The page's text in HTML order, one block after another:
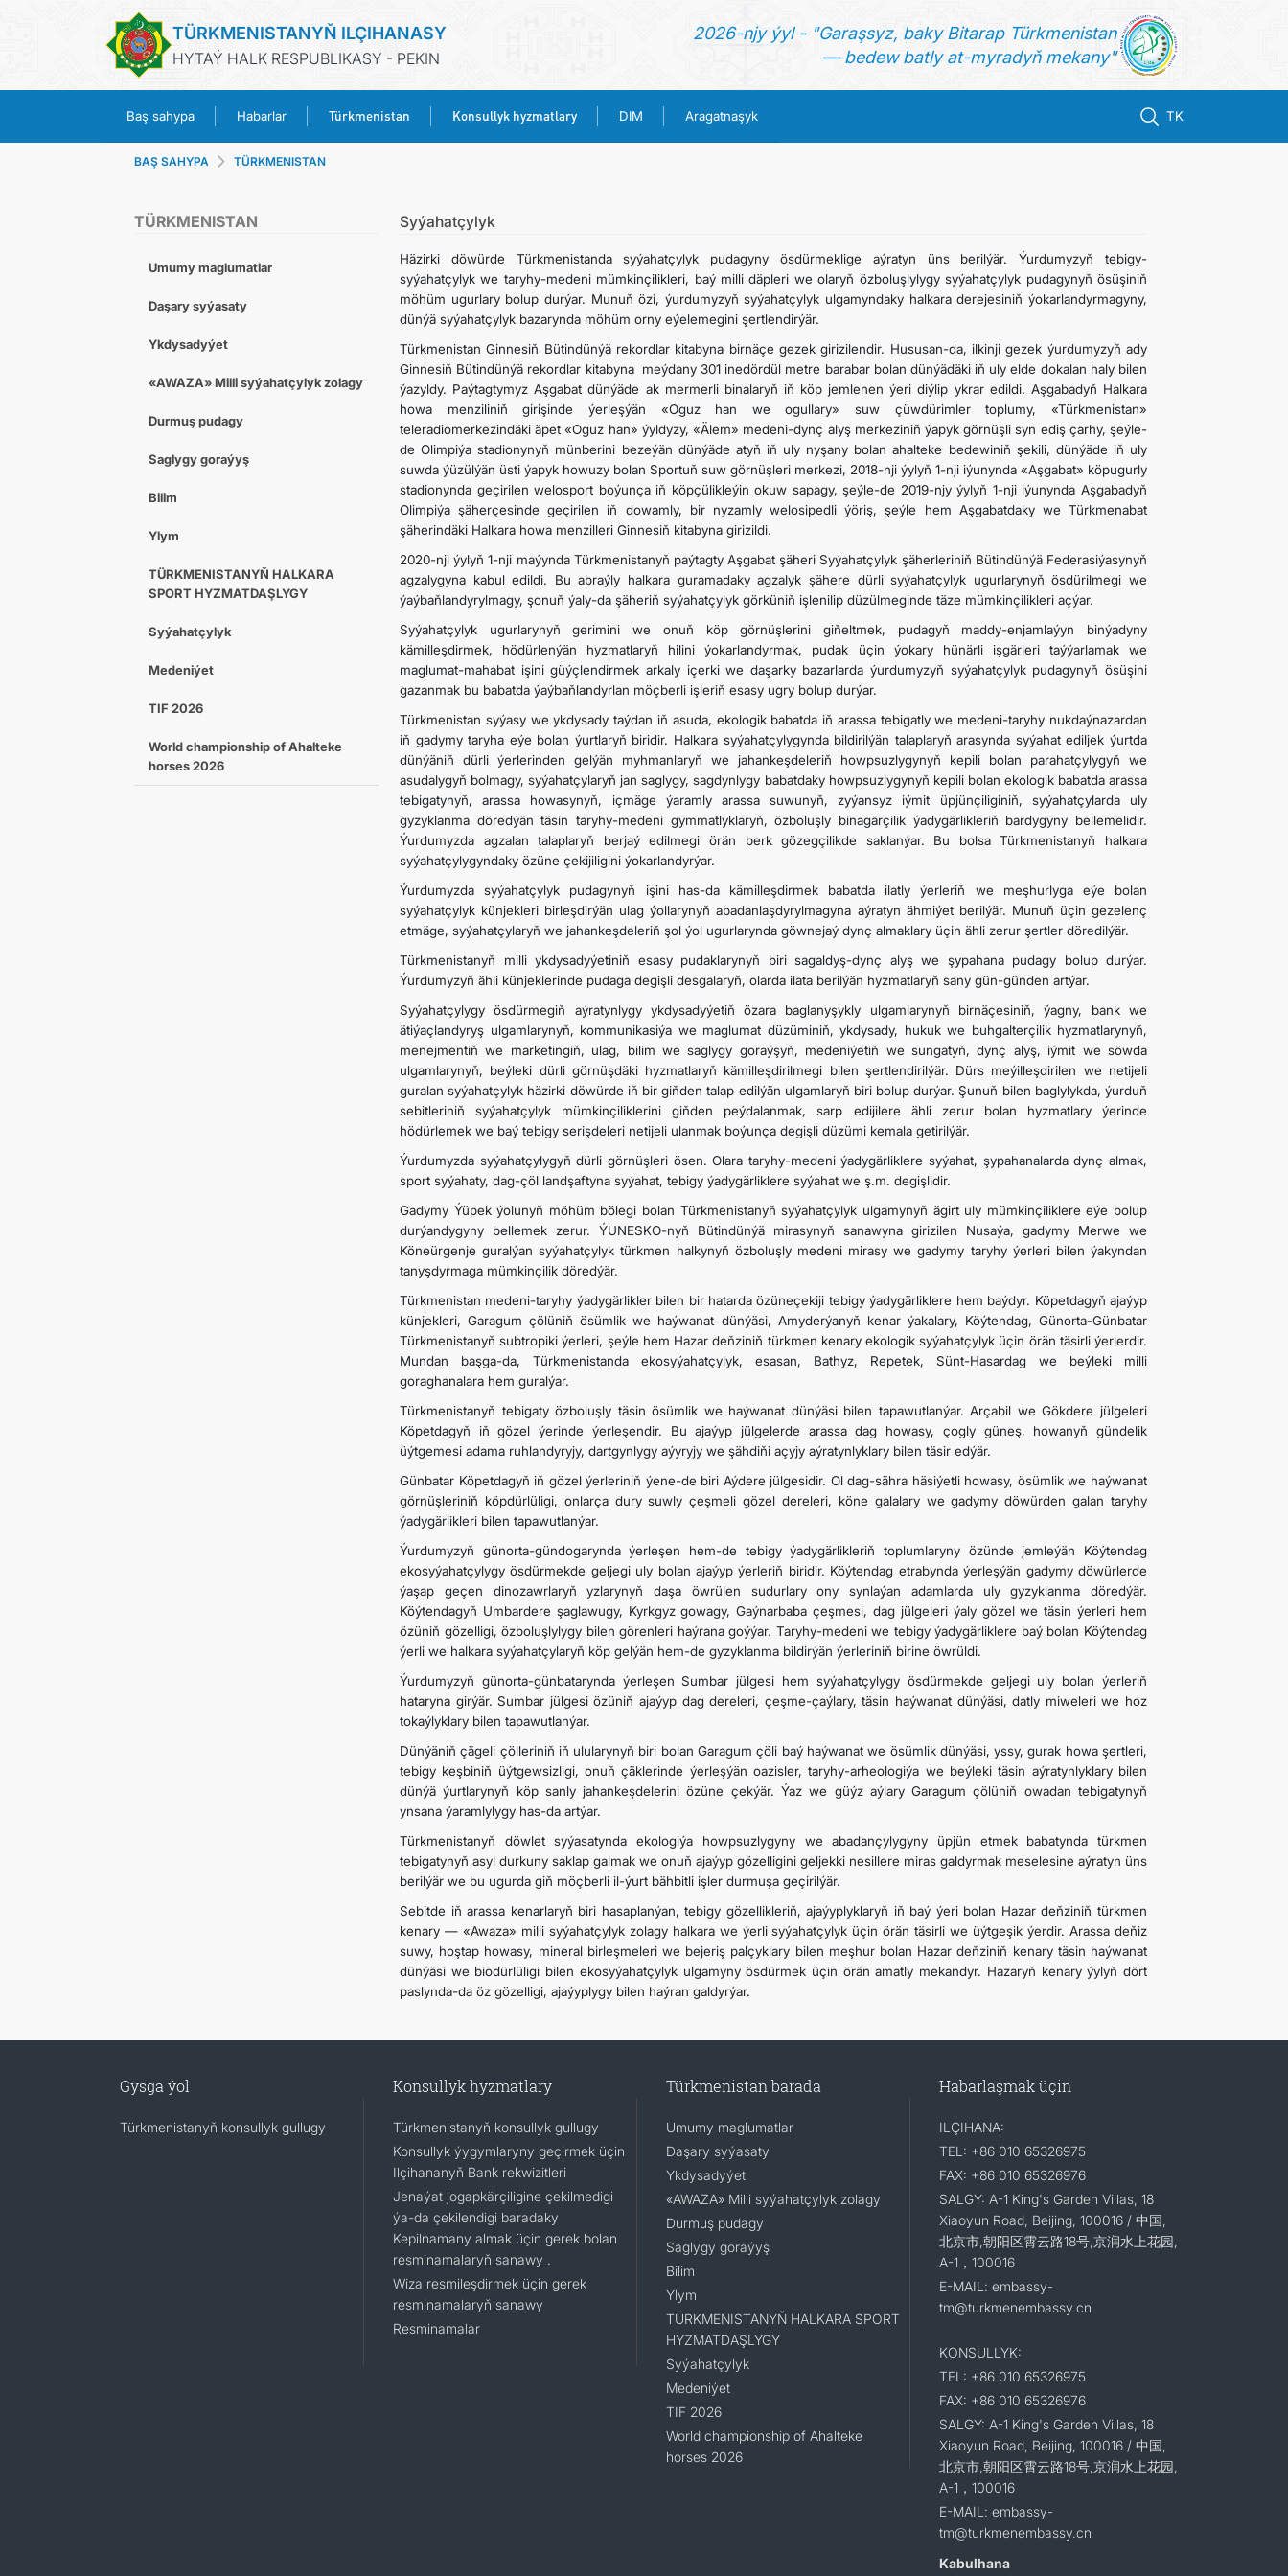
TÜRKMENISTANYŇ ILÇIHANASY
HYTAÝ HALK RESPUBLIKASY - PEKIN
2026-njy ýyl - "Garaşsyz, baky Bitarap Türkmenistan
— bedew batly at-myradyň mekany"
Baş sahypa Habarlar Türkmenistan Konsullyk hyzmatlary DIM Aragatnaşyk TK
TÜRKMENISTAN
KONSULLYK HYZMATLARY
DIM
ARAGATNAŞYK
BAŞ SAHYPA TÜRKMENISTAN
TÜRKMENISTAN
Umumy maglumatlar
Daşary syýasaty
Ykdysadyýet
«AWAZA» Milli syýahatçylyk zolagy
Durmuş pudagy
Saglygy goraýyş
Bilim
Ylym
TÜRKMENISTANYŇ HALKARA
SPORT HYZMATDAŞLYGY
Syýahatçylyk
Medeniýet
TIF 2026
World championship of Ahalteke
horses 2026
Syýahatçylyk
Häzirki döwürde Türkmenistanda syýahatçylyk pudagyny ösdürmeklige aýratyn üns berilýär. Ýurdumyzyň tebigy-
syýahatçylyk we taryhy-medeni mümkinçilikleri, baý milli däpleri we olaryň özboluşlylygy syýahatçylyk pudagynyň ösüşiniň
möhüm ugurlary bolup durýar. Munuň özi, ýurdumyzyň syýahatçylyk ulgamyndaky halkara derejesiniň ýokarlandyrmagyny,
dünýä syýahatçylyk bazarynda möhüm orny eýelemegini şertlendirýär.
Türkmenistan Ginnesiň Bütindünýä rekordlar kitabyna birnäçe gezek girizilendir. Hususan-da, ilkinji gezek ýurdumyzyň ady
Ginnesiň Bütindünýä rekordlar kitabyna meýdany 301 inedördül metre barabar bolan dünýädäki iň uly elde dokalan haly bilen
ýazyldy. Paýtagtymyz Aşgabat dünýäde ak mermerli binalaryň iň köp jemlenen ýeri diýlip ykrar edildi. Aşgabadyň Halkara
howa menziliniň girişinde ýerleşýän «Oguz han we ogullary» suw çüwdürimler toplumy, «Türkmenistan»
teleradiomerkezindäki äpet «Oguz han» ýyldyzy, «Älem» medeni-dynç alyş merkeziniň ýapyk görnüşli syn ediş çarhy, şeýle-
de Olimpiýa stadionynyň münberini bezeýän dünýäde atyň iň uly nyşany bolan ahalteke bedewiniň şekili, dünýäde iň uly
suwda ýüzülýän üsti ýapyk howuzy bolan Sportuň suw görnüşleri merkezi, 2018-nji ýylyň 1-nji iýunynda «Aşgabat» köpugurly
stadionynda geçirilen welosport boýunça iň köpçülikleýin okuw sapagy, şeýle-de 2019-njy ýylyň 1-nji iýunynda Aşgabadyň
Olimpiýa şäherçesinde geçirilen iň dowamly, bir nyzamly welosipedli ýöriş, şeýle hem Aşgabatdaky we Türkmenabat
şäherindäki Halkara howa menzilleri Ginnesiň kitabyna girizildi.
2020-nji ýylyň 1-nji maýynda Türkmenistanyň paýtagty Aşgabat şäheri Syýahatçylyk şäherleriniň Bütindünýä Federasiýasynyň
agzalygyna kabul edildi. Bu abraýly halkara guramadaky agzalyk şähere dürli syýahatçylyk ugurlarynyň ösdürilmegi we
ýaýbaňlandyrylmagy, şonuň ýaly-da şäheriň syýahatçylyk görküniň işlenilip düzülmeginde täze mümkinçilikleri açýar.
Syýahatçylyk ugurlarynyň gerimini we onuň köp görnüşlerini giňeltmek, pudagyň maddy-enjamlaýyn binýadyny
kämilleşdirmek, hödürlenýän hyzmatlaryň hilini ýokarlandyrmak, pudak üçin ýokary hünärli işgärleri taýýarlamak we
maglumat-mahabat işini güýçlendirmek arkaly içerki we daşarky bazarlarda ýurdumyzyň syýahatçylyk pudagynyň ösüşini
gazanmak bu babatda ýaýbaňlandyrlan möçberli işleriň esasy ugry bolup durýar.
Türkmenistan syýasy we ykdysady taýdan iň asuda, ekologik babatda iň arassa tebigatly we medeni-taryhy nukdaýnazardan
iň gadymy taryha eýe bolan ýurtlaryň biridir. Halkara syýahatçylygynda bildirilýän talaplaryň arasynda syýahat ediljek ýurtda
dünýäniň dürli ýerlerinden gelýän myhmanlaryň we jahankeşdeleriň howpsuzlygynyň kepili bolan parahatçylygyň we
asudalygyň bolmagy, syýahatçylaryň jan saglygy, sagdynlygy babatdaky howpsuzlygynyň kepili bolan ekologik babatda arassa
tebigatynyň, arassa howasynyň, içmäge ýaramly arassa suwunyň, zyýansyz iýmit üpjünçiliginiň, syýahatçylarda uly
gyzyklanma döredýän täsin taryhy-medeni gymmatlyklaryň, özboluşly binagärçilik ýadygärlikleriň bardygyny bellemelidir.
Ýurdumyzda agzalan talaplaryň berjaý edilmegi örän berk gözegçilikde saklanýar. Bu bolsa Türkmenistanyň halkara
syýahatçylygyndaky özüne çekijiligini ýokarlandyrýar.
Ýurdumyzda syýahatçylyk pudagynyň işini has-da kämilleşdirmek babatda ilatly ýerleriň we meşhurlyga eýe bolan
syýahatçylyk künjekleri birleşdirýän ulag ýollarynyň abadanlaşdyrylmagyna aýratyn ähmiýet berilýär. Munuň üçin gezelenç
etmäge, syýahatçylaryň we jahankeşdeleriň şol ýol ugurlarynda göwnejaý dynç almaklary üçin ähli zerur şertler döredilýär.
Türkmenistanyň milli ykdysadyýetiniň esasy pudaklarynyň biri sagaldyş-dynç alyş we şypahana pudagy bolup durýar.
Ýurdumyzyň ähli künjeklerinde pudaga degişli desgalaryň, olarda ilata berilýän hyzmatlaryň sany gün-günden artýar.
Syýahatçylygy ösdürmegiň aýratynlygy ykdysadyýetiň özara baglanyşykly ulgamlarynyň birnäçesiniň, ýagny, bank we
ätiýaçlandyryş ulgamlarynyň, kommunikasiýa we maglumat düzüminiň, ykdysady, hukuk we buhgalterçilik hyzmatlarynyň,
menejmentiň we marketingiň, ulag, bilim we saglygy goraýşyň, medeniýetiň we sungatyň, dynç alyş, iýmit we söwda
ulgamlarynyň, beýleki dürli görnüşdäki hyzmatlaryň kämilleşdirilmegi bilen şertlendirilýär. Dürs meýilleşdirilen we netijeli
guralan syýahatçylyk häzirki döwürde iň bir giňden talap edilýän ulgamlaryň biri bolup durýar. Şunuň bilen baglylykda, ýurduň
sebitleriniň syýahatçylyk mümkinçiliklerini giňden peýdalanmak, sarp edijilere ähli zerur bolan hyzmatlary ýerinde
hödürlemek we baý tebigy serişdeleri netijeli ulanmak boýunça degişli düzümi kemala getirilýär.
Ýurdumyzda syýahatçylygyň dürli görnüşleri ösen. Olara taryhy-medeni ýadygärliklere syýahat, şypahanalarda dynç almak,
sport syýahaty, dag-çöl landşaftyna syýahat, tebigy ýadygärliklere syýahat we ş.m. degişlidir.
Gadymy Ýüpek ýolunyň möhüm bölegi bolan Türkmenistanyň syýahatçylyk ulgamynyň ägirt uly mümkinçiliklere eýe bolup
durýandygyny bellemek zerur. ÝUNESKO-nyň Bütindünýä mirasynyň sanawyna girizilen Nusaýa, gadymy Merwe we
Köneürgenje guralýan syýahatçylyk türkmen halkynyň özboluşly medeni mirasy we gadymy taryhy ýerleri bilen ýakyndan
tanyşdyrmaga mümkinçilik döredýär.
Türkmenistan medeni-taryhy ýadygärlikler bilen bir hatarda özüneçekiji tebigy ýadygärliklere hem baýdyr. Köpetdagyň ajaýyp
künjekleri, Garagum çölüniň ösümlik we haýwanat dünýäsi, Amyderýanyň kenar ýakalary, Köýtendag, Günorta-Günbatar
Türkmenistanyň subtropiki ýerleri, şeýle hem Hazar deňziniň türkmen kenary ekologik syýahatçylyk üçin örän täsirli ýerlerdir.
Mundan başga-da, Türkmenistanda ekosyýahatçylyk, esasan, Bathyz, Repetek, Sünt-Hasardag we beýleki milli
goraghanalara hem guralýar.
Türkmenistanyň tebigaty özboluşly täsin ösümlik we haýwanat dünýäsi bilen tapawutlanýar. Arçabil we Gökdere jülgeleri
Köpetdagyň iň gözel ýerinde ýerleşendir. Bu ajaýyp jülgelerde arassa dag howasy, çogly güneş, howanyň gündelik
üýtgemesi adama ruhlandyryjy, dartgynlygy aýyryjy we şähdiňi açyjy aýratynlyklary bilen täsir edýär.
Günbatar Köpetdagyň iň gözel ýerleriniň ýene-de biri Aýdere jülgesidir. Ol dag-sähra häsiýetli howasy, ösümlik we haýwanat
görnüşleriniň köpdürlüligi, onlarça dury suwly çeşmeli gözel dereleri, köne galalary we gadymy döwürden galan taryhy
ýadygärlikleri bilen tapawutlanýar.
Ýurdumyzyň günorta-gündogarynda ýerleşen hem-de tebigy ýadygärlikleriň toplumlaryny özünde jemleýän Köýtendag
ekosyýahatçylygy ösdürmekde geljegi uly bolan ajaýyp ýerleriň biridir. Köýtendag etrabynda ýerleşýän gadymy döwürlerde
ýaşap geçen dinozawrlaryň yzlarynyň daşa öwrülen sudurlary ony synlaýan adamlarda uly gyzyklanma döredýär.
Köýtendagyň Umbardere şaglawugy, Kyrkgyz gowagy, Gaýnarbaba çeşmesi, dag jülgeleri ýaly gözel we täsin ýerleri hem
özüniň gözelligi, özboluşlylygy bilen görenleri haýrana goýýar. Taryhy-medeni we tebigy ýadygärliklere baý bolan Köýtendag
ýerli we halkara syýahatçylaryň köp gelýän hem-de gyzyklanma bildirýän ýerleriniň birine öwrüldi.
Ýurdumyzyň günorta-günbatarynda ýerleşen Sumbar jülgesi hem syýahatçylygy ösdürmekde geljegi uly bolan ýerleriň
hataryna girýär. Sumbar jülgesi özüniň ajaýyp dag dereleri, çeşme-çaýlary, täsin haýwanat dünýäsi, datly miweleri we hoz
tokaýlyklary bilen tapawutlanýar.
Dünýäniň çägeli çölleriniň iň ulularynyň biri bolan Garagum çöli baý haýwanat we ösümlik dünýäsi, yssy, gurak howa şertleri,
tebigy keşbiniň üýtgewsizligi, onuň çäklerinde ýerleşýän oazisler, taryhy-arheologiýa we beýleki täsin aýratynlyklary bilen
dünýä ýurtlarynyň köp sanly jahankeşdelerini özüne çekýär. Ýaz we güýz aýlary Garagum çölüniň owadan tebigatynyň
ynsana ýaramlylygy has-da artýar.
Türkmenistanyň döwlet syýasatynda ekologiýa howpsuzlygyny we abadançylygyny üpjün etmek babatynda türkmen
tebigatynyň asyl durkuny saklap galmak we onuň ajaýyp gözelligini geljekki nesillere miras galdyrmak meselesine aýratyn üns
berilýär we bu ugurda giň möçberli il-ýurt bähbitli işler durmuşa geçirilýär.
Sebitde iň arassa kenarlaryň biri hasaplanýan, tebigy gözellikleriň, ajaýyplyklaryň iň baý ýeri bolan Hazar deňziniň türkmen
kenary — «Awaza» milli syýahatçylyk zolagy halkara we ýerli syýahatçylyk üçin örän täsirli we üýtgeşik ýerdir. Arassa deňiz
suwy, hoştap howasy, mineral birleşmeleri we bejeriş palçyklary bilen meşhur bolan Hazar deňziniň kenary täsin haýwanat
dünýäsi we biodürlüligi bilen ekosyýahatçylyk ulgamyny ösdürmek üçin örän amatly mekandyr. Hazaryň kenary ýylyň dört
paslynda-da öz gözelligi, ajaýyplygy bilen haýran galdyrýar.
Gysga ýol
Türkmenistanyň konsullyk gullugy
Konsullyk hyzmatlary
Türkmenistanyň konsullyk gullugy
Konsullyk ýygymlaryny geçirmek üçin
Ilçihananyň Bank rekwizitleri
Jenaýat jogapkärçiligine çekilmedigi
ýa-da çekilendigi baradaky
Kepilnamany almak üçin gerek bolan
resminamalaryň sanawy .
Wiza resmileşdirmek üçin gerek
resminamalaryň sanawy
Resminamalar
Türkmenistan barada
Umumy maglumatlar
Daşary syýasaty
Ykdysadyýet
«AWAZA» Milli syýahatçylyk zolagy
Durmuş pudagy
Saglygy goraýyş
Bilim
Ylym
TÜRKMENISTANYŇ HALKARA SPORT
HYZMATDAŞLYGY
Syýahatçylyk
Medeniýet
TIF 2026
World championship of Ahalteke
horses 2026
Habarlaşmak üçin
ILÇIHANA:
TEL: +86 010 65326975
FAX: +86 010 65326976
SALGY: A-1 King's Garden Villas, 18
Xiaoyun Road, Beijing, 100016 / 中国,
北京市,朝阳区霄云路18号,京润水上花园,
A-1，100016
E-MAIL: embassy-
tm@turkmenembassy.cn
KONSULLYK:
TEL: +86 010 65326975
FAX: +86 010 65326976
SALGY: A-1 King's Garden Villas, 18
Xiaoyun Road, Beijing, 100016 / 中国,
北京市,朝阳区霄云路18号,京润水上花园,
A-1，100016
E-MAIL: embassy-
tm@turkmenembassy.cn
Kabulhana